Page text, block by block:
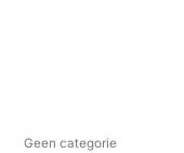
Geen categorie